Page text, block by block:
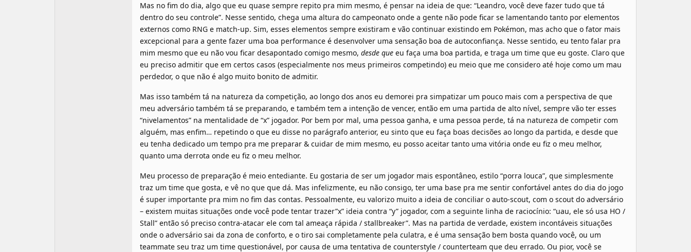
Mas no fim do dia, algo que eu quase sempre repito pra mim mesmo, é pensar na ideia de que: “Leandro, você deve fazer tudo que tá
dentro do seu controle”. Nesse sentido, chega uma altura do campeonato onde a gente não pode ficar se lamentando tanto por elementos
externos como RNG e match-up. Sim, esses elementos sempre existiram e vão continuar existindo em Pokémon, mas acho que o fator mais
excepcional para a gente fazer uma boa performance é desenvolver uma sensação boa de autoconfiança. Nesse sentido, eu tento falar pra
mim mesmo que eu não vou ficar desapontado comigo mesmo, desde queeu faça uma boa partida, e traga um time que eu goste. Claro que
eu preciso admitir que em certos casos (especialmente nos meus primeiros competindo) eu meio que me considero até hoje como um mau
perdedor, o que não é algo muito bonito de admitir.
Mas isso também tá na natureza da competição, ao longo dos anos eu demorei pra simpatizar um pouco mais com a perspectiva de que
meu adversário também tá se preparando, e também tem a intenção de vencer, então em uma partida de alto nível, sempre vão ter esses
“nivelamentos” na mentalidade de “x” jogador. Por bem por mal, uma pessoa ganha, e uma pessoa perde, tá na natureza de competir com
alguém, mas enfim… repetindo o que eu disse no parágrafo anterior, eu sinto que eu faça boas decisões ao longo da partida, e desde que
eu tenha dedicado um tempo pra me preparar & cuidar de mim mesmo, eu posso aceitar tanto uma vitória onde eu fiz o meu melhor,
quanto uma derrota onde eu fiz o meu melhor.
Meu processo de preparação é meio entediante. Eu gostaria de ser um jogador mais espontâneo, estilo “porra louca”, que simplesmente
traz um time que gosta, e vê no que que dá. Mas infelizmente, eu não consigo, ter uma base pra me sentir confortável antes do dia do jogo
é super importante pra mim no fim das contas. Pessoalmente, eu valorizo muito a ideia de conciliar o auto-scout, com o scout do adversário
– existem muitas situações onde você pode tentar trazer”x” ideia contra “y” jogador, com a seguinte linha de raciocínio: “uau, ele só usa HO /
Stall” então só preciso contra-atacar ele com tal ameaça rápida / stallbreaker”. Mas na partida de verdade, existem incontáveis situações
onde o adversário sai da zona de conforto, e o tiro sai completamente pela culatra, e é uma sensação bem bosta quando você, ou um
teammate seu traz um time questionável, por causa de uma tentativa de counterstyle / counterteam que deu errado. Ou pior, você se